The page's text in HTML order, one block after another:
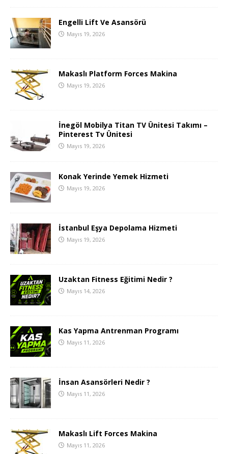
Engelli Lift Ve Asansörü
Mayıs 19, 2026
Makaslı Platform Forces Makina
Mayıs 19, 2026
İnegöl Mobilya Titan TV Ünitesi Takımı –
Pinterest Tv Ünitesi
Mayıs 19, 2026
Konak Yerinde Yemek Hizmeti
Mayıs 19, 2026
İstanbul Eşya Depolama Hizmeti
Mayıs 19, 2026
Uzaktan Fitness Eğitimi Nedir ?
Mayıs 14, 2026
Kas Yapma Antrenman Programı
Mayıs 11, 2026
İnsan Asansörleri Nedir ?
Mayıs 11, 2026
Makaslı Lift Forces Makina
Mayıs 11, 2026